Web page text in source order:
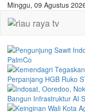
Minggu, 09 Agustus